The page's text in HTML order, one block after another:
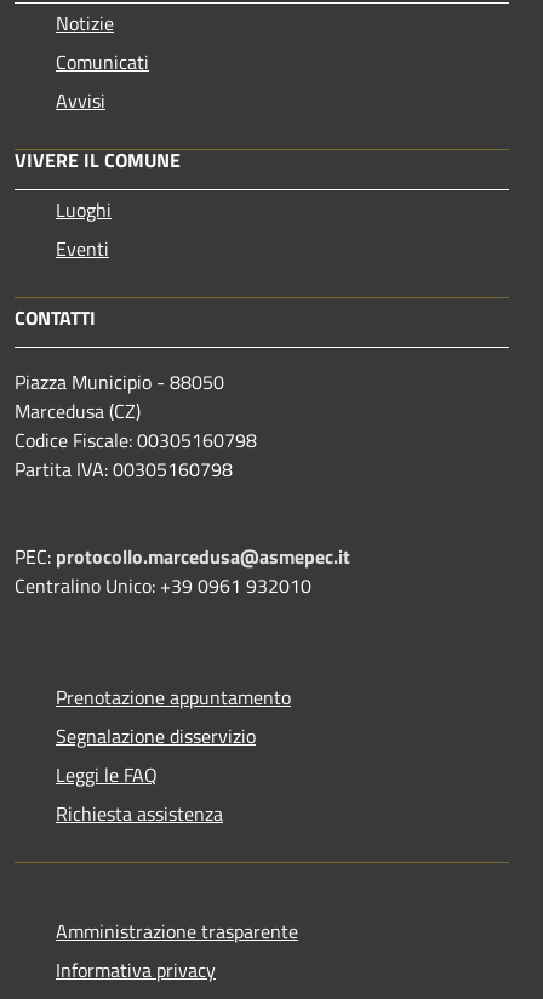
Notizie
Comunicati
Avvisi
VIVERE IL COMUNE
Luoghi
Eventi
CONTATTI
Piazza Municipio - 88050
Marcedusa (CZ)
Codice Fiscale: 00305160798
Partita IVA: 00305160798
PEC: protocollo.marcedusa@asmepec.it
Centralino Unico: +39 0961 932010
Prenotazione appuntamento
Segnalazione disservizio
Leggi le FAQ
Richiesta assistenza
Amministrazione trasparente
Informativa privacy